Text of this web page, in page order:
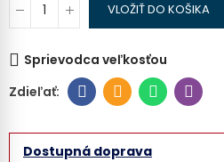
VLOŽIŤ DO KOŠIKA
Sprievodca veľkosťou
Dostupná doprava